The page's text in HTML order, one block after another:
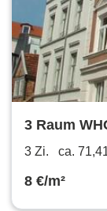
3 Raum
3 Zi. ca.
8 €/m²